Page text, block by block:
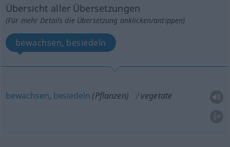
Übersicht aller Übersetzungen
(Für mehr Details die Übersetzung anklicken/antippen)
bewachsen, besiedeln
bewachsen, besiedeln (Pflanzen) vegetate